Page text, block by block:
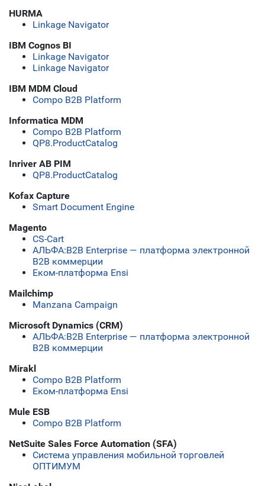
HURMA
Linkage Navigator
IBM Cognos BI
Linkage Navigator
Linkage Navigator
IBM MDM Cloud
Compo B2B Platform
Informatica MDM
Compo B2B Platform
QP8.ProductCatalog
Inriver AB PIM
QP8.ProductCatalog
Kofax Capture
Smart Document Engine
Magento
CS-Cart
АЛЬФА:B2B Enterprise — платформа электронной
B2B коммерции
Еком-платформа Ensi
Mailchimp
Manzana Campaign
Microsoft Dynamics (CRM)
АЛЬФА:B2B Enterprise — платформа электронной
B2B коммерции
Mirakl
Compo B2B Platform
Еком-платформа Ensi
Mule ESB
Compo B2B Platform
NetSuite Sales Force Automation (SFA)
Система управления мобильной торговлей
ОПТИМУМ